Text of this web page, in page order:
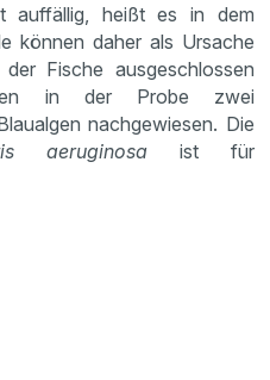
auffällig, heißt es in dem
können daher als Ursache
Fische ausgeschlossen
in der Probe zwei
nachgewiesen. Die
aeruginosaist für